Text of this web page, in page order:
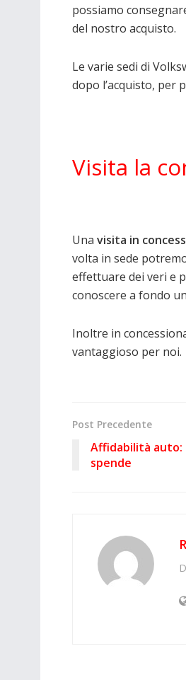
possiamo
del nostro acquisto.
Le varie sedi di
dopo l’acquisto, per
Visita la
Una visita in
volta in sede
effettuare dei veri e
conoscere a fondo
Inoltre in
vantaggioso per noi.
Post Precedente
Affidabilità auto:
spende